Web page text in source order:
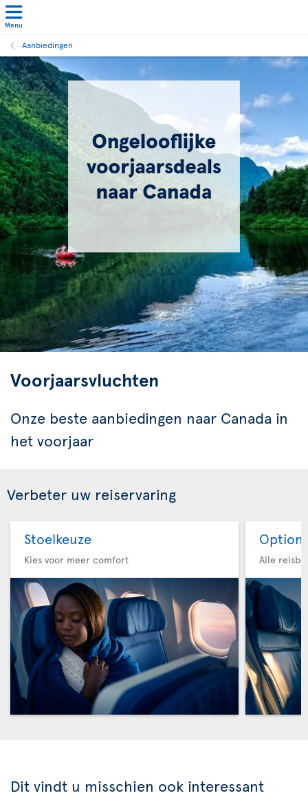
Menu
Aanbiedingen
Voorjaarsvluchten
Onze beste aanbiedingen naar Canada in
het voorjaar
Verbeter uw reiservaring
Stoelkeuze
Kies voor meer comfort
Option
Alle
Dit vindt u misschien ook interessant